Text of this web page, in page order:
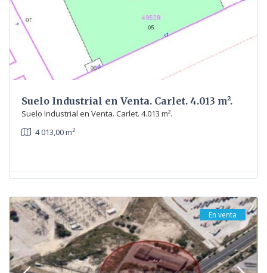
Suelo Industrial en Venta. Carlet. 4.013 m².
Suelo Industrial en Venta. Carlet. 4.013 m².
4 013,00 m2
En venta